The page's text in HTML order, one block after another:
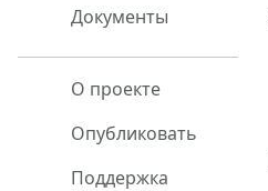
Документы
О проекте
Опубликовать
Поддержка